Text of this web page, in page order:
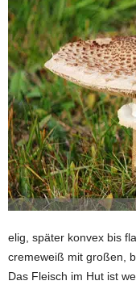
elig, später konvex bis
cremeweiß mit großen,
Das Fleisch im Hut ist